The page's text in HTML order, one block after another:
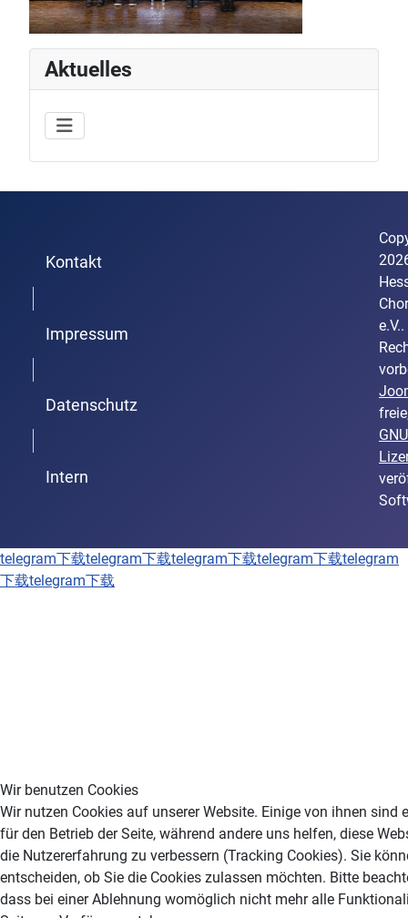
Aktuelles
Kontakt
Impressum
Datenschutz
Intern
Wir benutzen Cookies
Wir nutzen Cookies auf unserer Website. Einige von ihnen sind
für den Betrieb der Seite, während andere uns helfen, diese
die Nutzererfahrung zu verbessern (Tracking Cookies). Sie
entscheiden, ob Sie die Cookies zulassen möchten. Bitte
dass bei einer Ablehnung womöglich nicht mehr alle
telegram下载telegram下载telegram下载telegram下载telegram
下载telegram下载